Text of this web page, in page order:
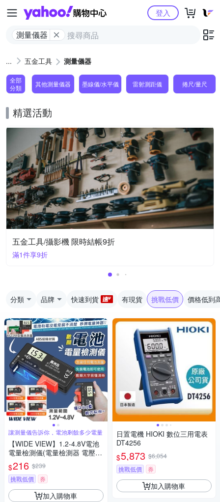
Yahoo購物中心
測量儀器
登入
五金工具 測量儀器
全部
分類
其他測量儀器 墨線儀/水平儀 雷射測距儀 捲尺/量尺
精選活動
五金工具/攝影機 限時結帳9折
滿1件享9折
分類 品牌 快速到貨 有現貨 挑戰低價 價格低到
讓測量儀告訴你，電池剩餘多少電量
【WIDE VIEW】1.2-4.8V電池
電量檢測儀(電量檢測器 電壓測
量器 電池電壓 測電儀/BT-168P
RO)
$216 $239
挑戰低價
券
加入購物車
日置電機 HIOKI 數位三用電表
DT4256
$5,873 $6,054
挑戰低價
券
加入購物車